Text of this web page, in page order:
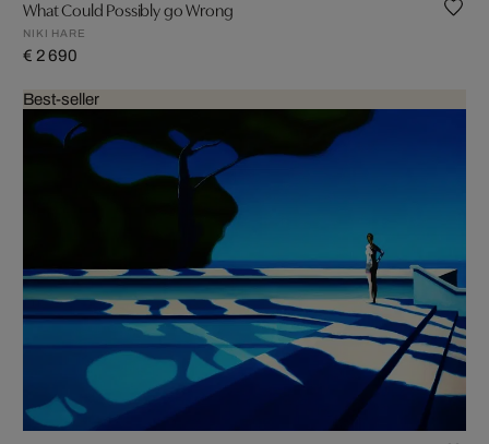
What Could Possibly go Wrong
NIKI HARE
€ 2 690
Best-seller